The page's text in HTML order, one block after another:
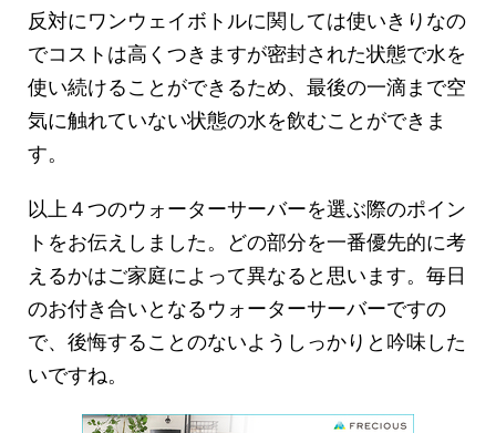
反対にワンウェイボトルに関しては使いきりなの
でコストは高くつきますが密封された状態で水を
使い続けることができるため、最後の一滴まで空
気に触れていない状態の水を飲むことができま
す。
以上４つのウォーターサーバーを選ぶ際のポイン
トをお伝えしました。どの部分を一番優先的に考
えるかはご家庭によって異なると思います。毎日
のお付き合いとなるウォーターサーバーですの
で、後悔することのないようしっかりと吟味した
いですね。